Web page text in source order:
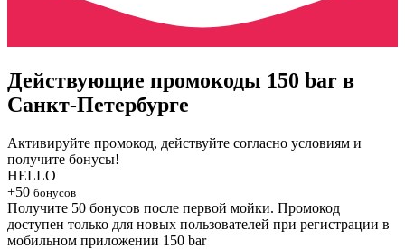
Действующие промокоды 150 bar в
Санкт-Петербурге
Активируйте промокод, действуйте согласно условиям и
получите бонусы!
HELLO
+50 бонусов
Получите 50 бонусов после первой мойки. Промокод
доступен только для новых пользователей при регистрации в
мобильном приложении 150 bar